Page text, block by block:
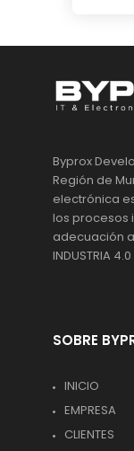
Byprox
Región de
electrónica
los procesos
adecuación
INDUSTRIA 4.0
SOBRE
INICIO
EMPRESA
CLIENTES